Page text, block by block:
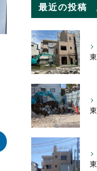
最近の投稿